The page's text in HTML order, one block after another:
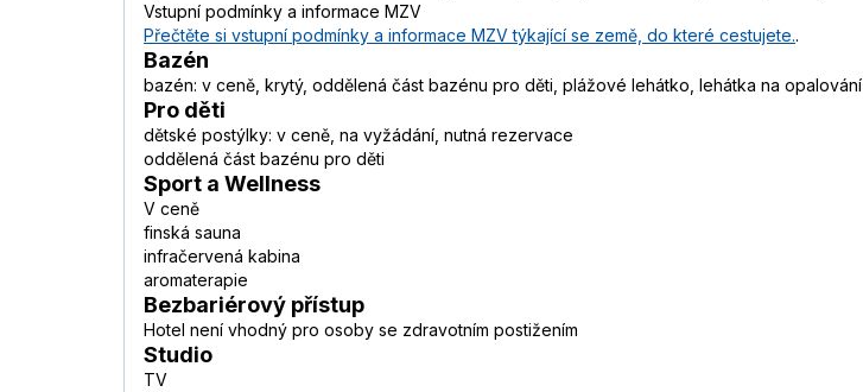
Vstupní podmínky a informace MZV
Přečtěte si vstupní podmínky a informace MZV týkající se země, do které cestujete..
Bazén
bazén: v ceně, krytý, oddělená část bazénu pro děti, plážové lehátko, lehátka na opalování
Pro děti
dětské postýlky: v ceně, na vyžádání, nutná rezervace
oddělená část bazénu pro děti
Sport a Wellness
V ceně
finská sauna
infračervená kabina
aromaterapie
Bezbariérový přístup
Hotel není vhodný pro osoby se zdravotním postižením
Studio
TV